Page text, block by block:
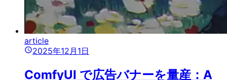
article
2025年12月1日
ComfyUI で広告バナーを量産：A